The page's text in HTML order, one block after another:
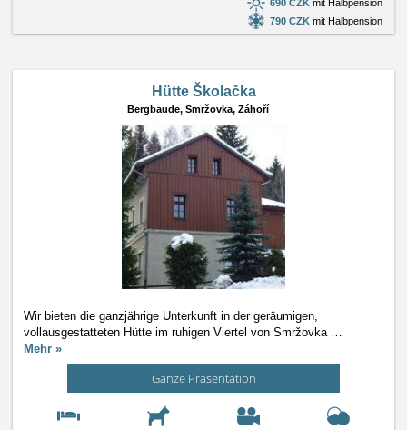
690 CZK mit Halbpension
790 CZK mit Halbpension
Hütte Školačka
Bergbaude, Smržovka, Záhoří
Wir bieten die ganzjährige Unterkunft in der geräumigen,
vollausgestatteten Hütte im ruhigen Viertel von Smržovka …
Mehr »
Ganze Präsentation